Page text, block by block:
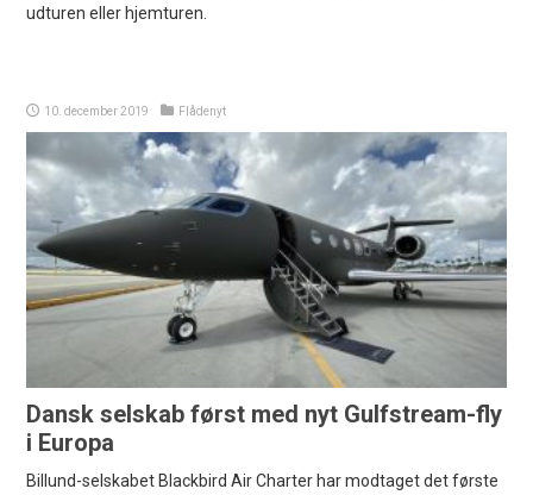
udturen eller hjemturen.
10. december 2019 Flådenyt
Dansk selskab først med nyt Gulfstream-fly
i Europa
Billund-selskabet Blackbird Air Charter har modtaget det første